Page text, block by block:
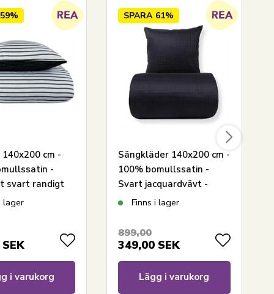
59%
cm -
-
svart randigt
lager
SEK
i varukorg
SPARA 61%
Sängkläder 140x200 cm -
100% bomullssatin -
Svart jacquardvävt -
Enfärgad
Finns i lager
899,00
349,00 SEK
Lägg i varukorg